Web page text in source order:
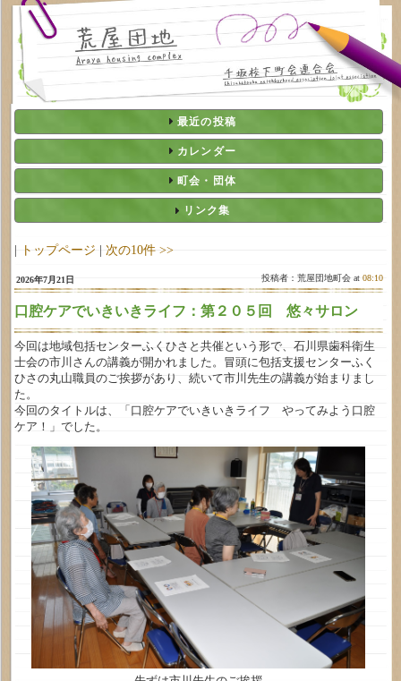
最近の投稿
カレンダー
町会・団体
リンク集
| トップページ | 次の10件 >>
2026年7月21日 投稿者：荒屋団地町会 at08:10
口腔ケアでいきいきライフ：第２０５回 悠々サロン
今回は地域包括センターふくひさと共催という形で、石川県歯科衛生
士会の市川さんの講義が開かれました。冒頭に包括支援センターふく
ひさの丸山職員のご挨拶があり、続いて市川先生の講義が始まりまし
た。
今回のタイトルは、「口腔ケアでいきいきライフ やってみよう口腔
ケア！」でした。